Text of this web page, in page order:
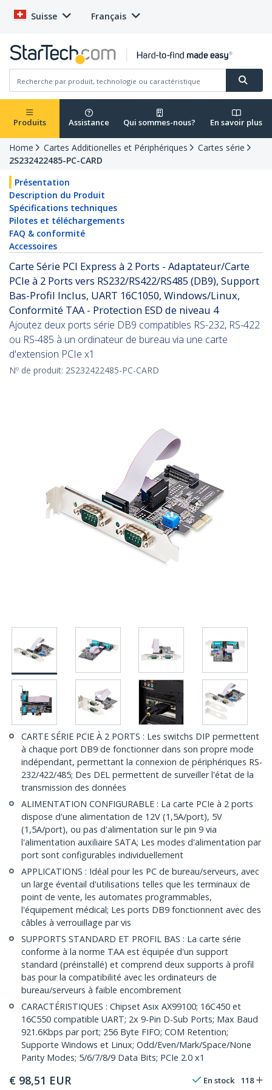
Suisse Français
Produits Assistance Qui sommes-nous? En savoir plus
Home Cartes Additionelles et Périphériques
Cartes série
2S232422485-PC-CARD
Présentation
Description du Produit
Spécifications techniques
Pilotes et téléchargements
FAQ & conformité
Accessoires
Carte Série PCI Express à 2 Ports - Adaptateur/Carte
PCIe à 2 Ports vers RS232/RS422/RS485 (DB9), Support
Bas-Profil Inclus, UART 16C1050, Windows/Linux,
Conformité TAA - Protection ESD de niveau 4
Ajoutez deux ports série DB9 compatibles RS-232, RS-422
ou RS-485 à un ordinateur de bureau via une carte
d'extension PCIe x1
Nº de produit: 2S232422485-PC-CARD
CARTE SÉRIE PCIE À 2 PORTS : Les switchs DIP permettent
à chaque port DB9 de fonctionner dans son propre mode
indépendant, permettant la connexion de périphériques RS-
232/422/485; Des DEL permettent de surveiller l'état de la
transmission des données
ALIMENTATION CONFIGURABLE : La carte PCIe à 2 ports
dispose d'une alimentation de 12V (1,5A/port), 5V
(1,5A/port), ou pas d'alimentation sur le pin 9 via
l'alimentation auxiliaire SATA; Les modes d'alimentation par
port sont configurables individuellement
APPLICATIONS : Idéal pour les PC de bureau/serveurs, avec
un large éventail d'utilisations telles que les terminaux de
point de vente, les automates programmables,
l'équipement médical; Les ports DB9 fonctionnent avec des
câbles à verrouillage par vis
SUPPORTS STANDARD ET PROFIL BAS : La carte série
conforme à la norme TAA est équipée d'un support
standard (préinstallé) et comprend deux supports à profil
bas pour la compatibilité avec les ordinateurs de
bureau/serveurs à faible encombrement
CARACTÉRISTIQUES : Chipset Asix AX99100; 16C450 et
16C550 compatible UART; 2x 9-Pin D-Sub Ports; Max Baud
921.6Kbps par port; 256 Byte FIFO; COM Retention;
Supporte Windows et Linux; Odd/Even/Mark/Space/None
Parity Modes; 5/6/7/8/9 Data Bits; PCIe 2.0 x1
€ 98,51 EUR En stock 118